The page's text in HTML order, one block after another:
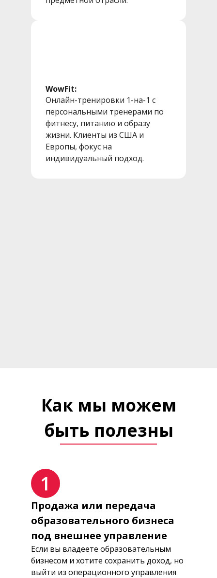
WowFit:
Онлайн-тренировки 1-на-1 с
персональными тренерами по
фитнесу, питанию и образу
жизни. Клиенты из США и
Европы, фокус на
индивидуальный подход.
Как мы можем
быть полезны
Продажа или передача
образовательного бизнеса
под внешнее управление
Если вы владеете образовательным
бизнесом и хотите сохранить доход, но
выйти из операционного управления